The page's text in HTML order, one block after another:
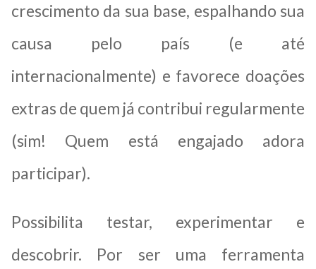
crescimento da sua base, espalhando sua
causa pelo país (e até
internacionalmente) e favorece doações
extras de quem já contribui regularmente
(sim! Quem está engajado adora
participar).
Possibilita testar, experimentar e
descobrir. Por ser uma ferramenta